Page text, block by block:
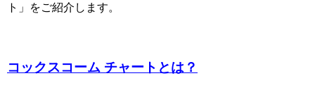
ト」をご紹介します。
コックスコーム チャートとは？